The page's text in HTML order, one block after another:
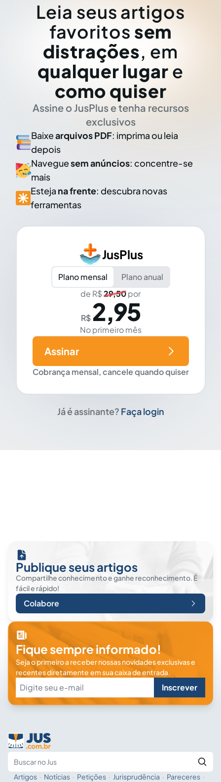
Leia seus artigos
favoritos sem
distrações, em
qualquer lugar e
como quiser
Assine o JusPlus e tenha recursos
exclusivos
Baixearquivos PDF: imprima ou leia
depois
Naveguesem anúncios: concentre-se
mais
Esteja na frente: descubra novas
ferramentas
JusPlus
Plano mensal
Plano anual
de R$29,50por
R$ 2,95
No primeiro mês
Cobrança mensal, cancele quando quiser
Assinar
Já é assinante? Faça login
Publique seus artigos
Compartilhe conhecimento e ganhe reconhecimento. É
fácil e rápido!
Colabore
Fique sempre informado!
Seja o primeiro a receber nossas novidades exclusivas e
recentes diretamente em sua caixa de entrada.
Inscrever
Artigos · Notícias · Petições · Jurisprudência · Pareceres ·